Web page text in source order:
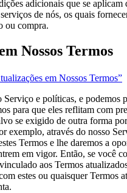
adicionais que se aplicam
de nós, os quais
ou compra.
Nossos Termos
em Nossos Termos”
Serviço e políticas, e podemos
para que eles reflitam com
se exigido de outra forma
exemplo, através do nosso
Termos e lhe daremos a
em vigor. Então, se você
aos Termos
estes ou quaisquer Termos